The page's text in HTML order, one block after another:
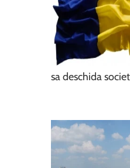
sa deschida